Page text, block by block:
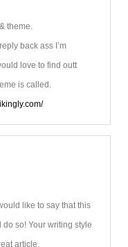
theme.
back ass I’m
love to find outt
is called.
like to say that this
so! Your writing style
article.